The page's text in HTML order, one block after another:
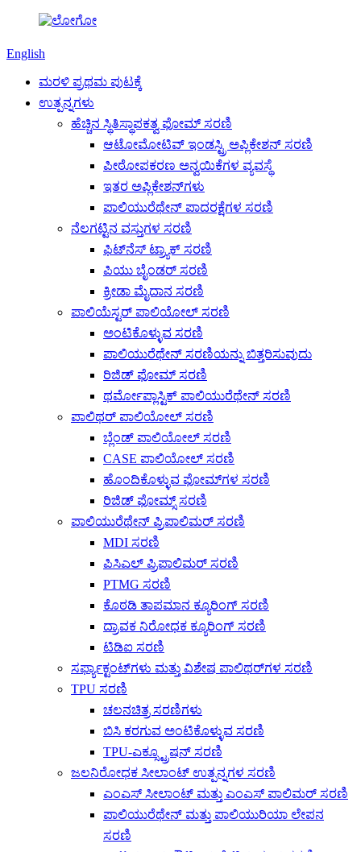
English
ಮರಳಿ ಪ್ರಥಮ ಪುಟಕ್ಕೆ
ಉತ್ಪನ್ನಗಳು
ಹೆಚ್ಚಿನ ಸ್ಥಿತಿಸ್ಥಾಪಕತ್ವ ಫೋಮ್ ಸರಣಿ
ಆಟೋಮೋಟಿವ್ ಇಂಡಸ್ಟ್ರಿ ಅಪ್ಲಿಕೇಶನ್ ಸರಣಿ
ಪೀಠೋಪಕರಣ ಅನ್ವಯಿಕೆಗಳ ವ್ಯವಸ್ಥೆ
ಇತರ ಅಪ್ಲಿಕೇಶನ್‌ಗಳು
ಪಾಲಿಯುರೆಥೇನ್ ಪಾದರಕ್ಷೆಗಳ ಸರಣಿ
ನೆಲಗಟ್ಟಿನ ವಸ್ತುಗಳ ಸರಣಿ
ಫಿಟ್‌ನೆಸ್ ಟ್ರ್ಯಾಕ್ ಸರಣಿ
ಪಿಯು ಬೈಂಡರ್ ಸರಣಿ
ಕ್ರೀಡಾ ಮೈದಾನ ಸರಣಿ
ಪಾಲಿಯೆಸ್ಟರ್ ಪಾಲಿಯೋಲ್ ಸರಣಿ
ಅಂಟಿಕೊಳ್ಳುವ ಸರಣಿ
ಪಾಲಿಯುರೆಥೇನ್ ಸರಣಿಯನ್ನು ಬಿತ್ತರಿಸುವುದು
ರಿಜಿಡ್ ಫೋಮ್ ಸರಣಿ
ಥರ್ಮೋಪ್ಲಾಸ್ಟಿಕ್ ಪಾಲಿಯುರೆಥೇನ್ ಸರಣಿ
ಪಾಲಿಥರ್ ಪಾಲಿಯೋಲ್ ಸರಣಿ
ಬ್ಲೆಂಡ್ ಪಾಲಿಯೋಲ್ ಸರಣಿ
CASE ಪಾಲಿಯೋಲ್ ಸರಣಿ
ಹೊಂದಿಕೊಳ್ಳುವ ಫೋಮ್‌ಗಳ ಸರಣಿ
ರಿಜಿಡ್ ಫೋಮ್ಸ್ ಸರಣಿ
ಪಾಲಿಯುರೆಥೇನ್ ಪ್ರಿಪಾಲಿಮರ್ ಸರಣಿ
MDI ಸರಣಿ
ಪಿಸಿಎಲ್ ಪ್ರಿಪಾಲಿಮರ್ ಸರಣಿ
PTMG ಸರಣಿ
ಕೊಠಡಿ ತಾಪಮಾನ ಕ್ಯೂರಿಂಗ್ ಸರಣಿ
ದ್ರಾವಕ ನಿರೋಧಕ ಕ್ಯೂರಿಂಗ್ ಸರಣಿ
ಟಿಡಿಐ ಸರಣಿ
ಸರ್ಫ್ಯಾಕ್ಟಂಟ್‌ಗಳು ಮತ್ತು ವಿಶೇಷ ಪಾಲಿಥರ್‌ಗಳ ಸರಣಿ
TPU ಸರಣಿ
ಚಲನಚಿತ್ರ ಸರಣಿಗಳು
ಬಿಸಿ ಕರಗುವ ಅಂಟಿಕೊಳ್ಳುವ ಸರಣಿ
TPU-ಎಕ್ಸ್ಟ್ರೂಷನ್ ಸರಣಿ
ಜಲನಿರೋಧಕ ಸೀಲಾಂಟ್ ಉತ್ಪನ್ನಗಳ ಸರಣಿ
ಎಂಎಸ್ ಸೀಲಾಂಟ್ ಮತ್ತು ಎಂಎಸ್ ಪಾಲಿಮರ್ ಸರಣಿ
ಪಾಲಿಯುರೆಥೇನ್ ಮತ್ತು ಪಾಲಿಯುರಿಯಾ ಲೇಪನ
ಸರಣಿ